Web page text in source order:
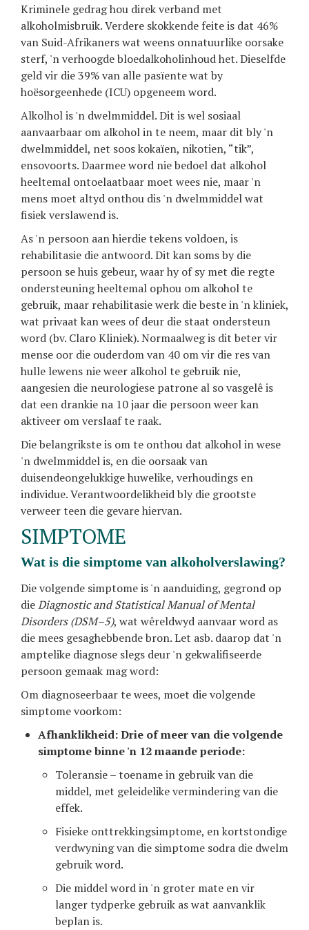
Kriminele gedrag hou direk verband met
alkoholmisbruik. Verdere skokkende feite is dat 46%
van Suid-Afrikaners wat weens onnatuurlike oorsake
sterf, 'n verhoogde bloedalkoholinhoud het. Dieselfde
geld vir die 39% van alle pasïente wat by
hoësorgeenhede (ICU) opgeneem word.
Alkolhol is 'n dwelmmiddel. Dit is wel sosiaal
aanvaarbaar om alkohol in te neem, maar dit bly 'n
dwelmmiddel, net soos kokaïen, nikotien, “tik”,
ensovoorts. Daarmee word nie bedoel dat alkohol
heeltemal ontoelaatbaar moet wees nie, maar 'n
mens moet altyd onthou dis 'n dwelmmiddel wat
fisiek verslawend is.
As 'n persoon aan hierdie tekens voldoen, is
rehabilitasie die antwoord. Dit kan soms by die
persoon se huis gebeur, waar hy of sy met die regte
ondersteuning heeltemal ophou om alkohol te
gebruik, maar rehabilitasie werk die beste in 'n kliniek,
wat privaat kan wees of deur die staat ondersteun
word (bv. Claro Kliniek). Normaalweg is dit beter vir
mense oor die ouderdom van 40 om vir die res van
hulle lewens nie weer alkohol te gebruik nie,
aangesien die neurologiese patrone al so vasgelê is
dat een drankie na 10 jaar die persoon weer kan
aktiveer om verslaaf te raak.
Die belangrikste is om te onthou dat alkohol in wese
'n dwelmmiddel is, en die oorsaak van
duisendeongelukkige huwelike, verhoudings en
individue. Verantwoordelikheid bly die grootste
verweer teen die gevare hiervan.
SIMPTOME
wat is die simptome van alkoholverslawing?
Die volgende simptome is 'n aanduiding, gegrond op
dieDiagnostic and Statistical Manual of Mental
Disorders (DSM–5), wat wêreldwyd aanvaar word as
die mees gesaghebbende bron. Let asb. daarop dat 'n
amptelike diagnose slegs deur 'n gekwalifiseerde
persoon gemaak mag word:
Om diagnoseerbaar te wees, moet die volgende
simptome voorkom:
Afhanklikheid: Drie of meer van die volgende
simptome binne 'n 12 maande periode:
Toleransie – toename in gebruik van die
middel, met geleidelike vermindering van die
effek.
Fisieke onttrekkingsimptome, en kortstondige
verdwyning van die simptome sodra die dwelm
gebruik word.
Die middel word in 'n groter mate en vir
langer tydperke gebruik as wat aanvanklik
beplan is.